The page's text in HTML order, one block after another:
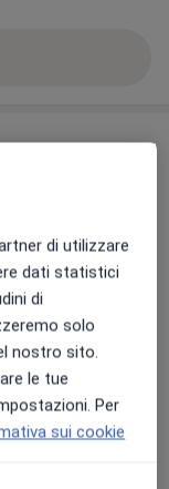
di utilizzare
dati statistici
di
solo
nostro sito.
le tue
Per
sui cookie